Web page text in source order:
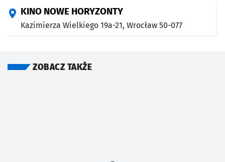
KINO NOWE HORYZONTY
Kazimierza Wielkiego 19a-21, Wrocław 50-077
ZOBACZ TAKŻE